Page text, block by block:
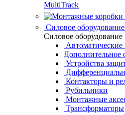
MultiTrack
Силовое оборудование
Силовое оборудование
Дополнительное
Устройства
Контакторы и
Рубильники
Монтажные
Трансформаторы